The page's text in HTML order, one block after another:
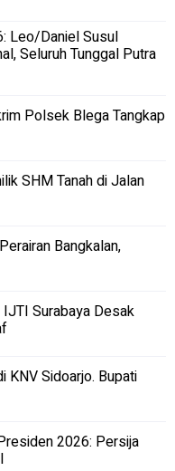
Leo/Daniel Susul
Seluruh Tunggal Putra
Polsek Blega Tangkap
SHM Tanah di Jalan
Bangkalan,
Surabaya Desak
KNV Sidoarjo. Bupati
2026: Persija